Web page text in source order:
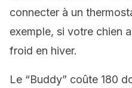
connecter à un
exemple, si votre chien
froid en hiver.
Le “Buddy” coûte 180